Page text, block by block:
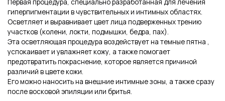
Первая процедура, специально разработанная для лечения
гиперпигментации в чувствительных и интимных областях.
Осветляет и выравнивает цвет лица подверженных трению
участков (колени, локти, подмышки, бедра, пах).
Эта осветляющая процедура воздействует на темные пятна ,
успокаивает и увлажняет кожу, а также помогает
предотвратить покраснение, которое является причиной
различий в цвете кожи.
Его можно наносить на внешние интимные зоны, а также сразу
после восковой эпиляции или бритья.